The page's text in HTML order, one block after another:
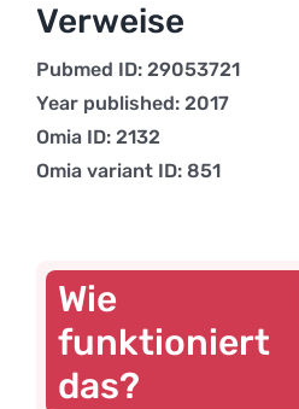
Verweise
Pubmed ID: 29053721
Year published: 2017
Omia ID: 2132
Omia variant ID: 851
Wie
funktioniert
das?